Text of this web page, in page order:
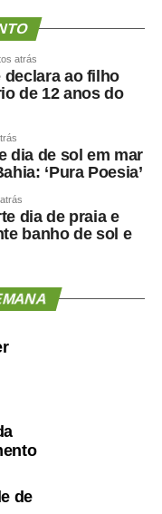
atrás
declara ao filho
de 12 anos do
dia de sol em mar
‘Pura Poesia’
dia de praia e
banho de sol e
de